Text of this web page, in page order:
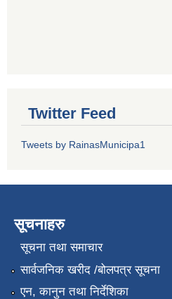
Twitter Feed
Tweets by RainasMunicipa1
सूचनाहरु
सूचना तथा समाचार
सार्वजनिक खरीद /बोलपत्र सूचना
एन, कानुन तथा निर्देशिका